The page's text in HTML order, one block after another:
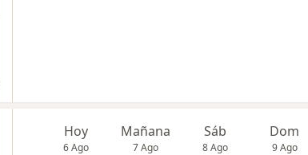
Hoy
6 Ago
Mañana
7 Ago
Sáb
8 Ago
Dom
9 Ago